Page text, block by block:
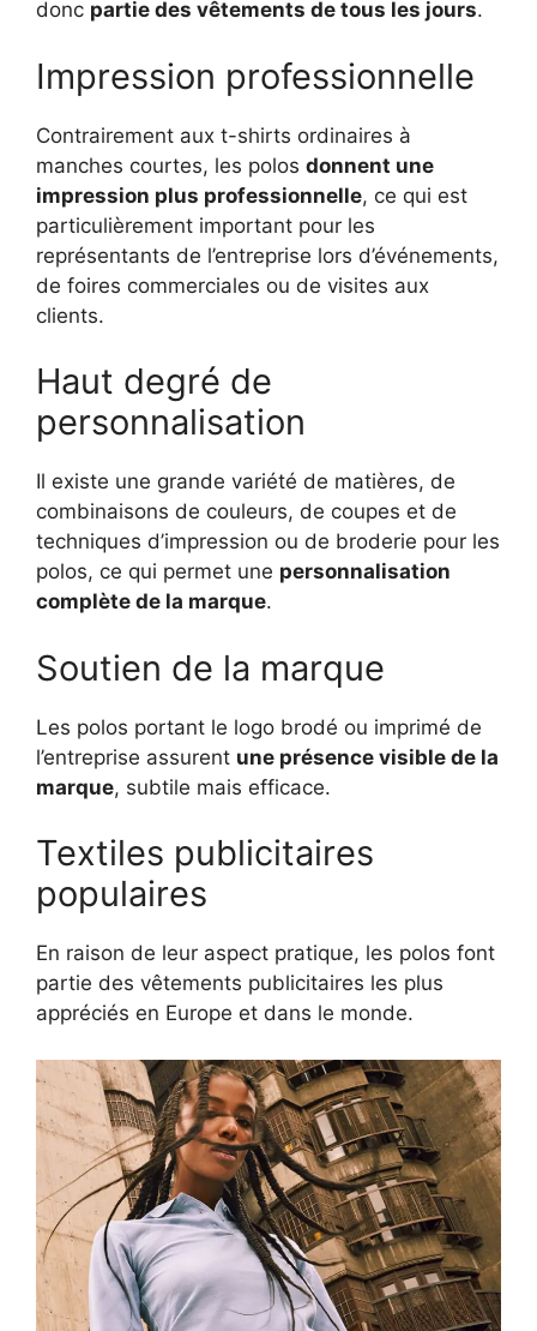
donc partie des vêtements de tous les jours.
Impression professionnelle
Contrairement aux t-shirts ordinaires à
manches courtes, les polos donnent une
impression plus professionnelle, ce qui est
particulièrement important pour les
représentants de l’entreprise lors d’événements,
de foires commerciales ou de visites aux
clients.
Haut degré de
personnalisation
Il existe une grande variété de matières, de
combinaisons de couleurs, de coupes et de
techniques d’impression ou de broderie pour les
polos, ce qui permet une personnalisation
complète de la marque.
Soutien de la marque
Les polos portant le logo brodé ou imprimé de
l’entreprise assurent une présence visible de la
marque, subtile mais efficace.
Textiles publicitaires
populaires
En raison de leur aspect pratique, les polos font
partie des vêtements publicitaires les plus
appréciés en Europe et dans le monde.